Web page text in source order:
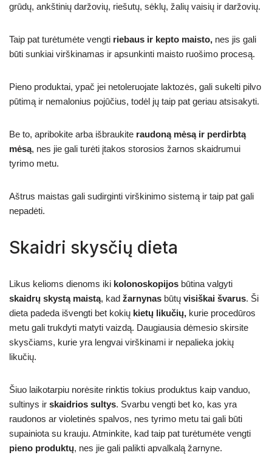
grūdų, ankštinių daržovių, riešutų, sėklų, žalių vaisių ir daržovių.
Taip pat turėtumėte vengti riebaus ir kepto maisto, nes jis gali
būti sunkiai virškinamas ir apsunkinti maisto ruošimo procesą.
Pieno produktai, ypač jei netoleruojate laktozės, gali sukelti pilvo
pūtimą ir nemalonius pojūčius, todėl jų taip pat geriau atsisakyti.
Be to, apribokite arba išbraukite raudoną mėsą ir perdirbtą
mėsą, nes jie gali turėti įtakos storosios žarnos skaidrumui
tyrimo metu.
Aštrus maistas gali sudirginti virškinimo sistemą ir taip pat gali
nepadėti.
Skaidri skysčių dieta
Likus kelioms dienoms iki kolonoskopijos būtina valgyti
skaidrų skystą maistą, kad žarnynas būtų visiškai švarus. Ši
dieta padeda išvengti bet kokių kietų likučių, kurie procedūros
metu gali trukdyti matyti vaizdą. Daugiausia dėmesio skirsite
skysčiams, kurie yra lengvai virškinami ir nepalieka jokių
likučių.
Šiuo laikotarpiu norėsite rinktis tokius produktus kaip vanduo,
sultinys ir skaidrios sultys. Svarbu vengti bet ko, kas yra
raudonos ar violetinės spalvos, nes tyrimo metu tai gali būti
supainiota su krauju. Atminkite, kad taip pat turėtumėte vengti
pieno produktų, nes jie gali palikti apvalkalą žarnyne.